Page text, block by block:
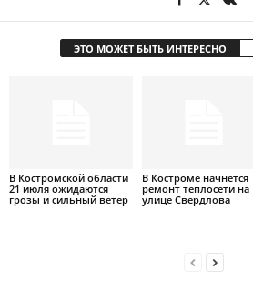
ЭТО МОЖЕТ БЫТЬ ИНТЕРЕСНО
В Костромской области
21 июля ожидаются
грозы и сильный ветер
В Костроме начнется
ремонт теплосети на
улице Свердлова